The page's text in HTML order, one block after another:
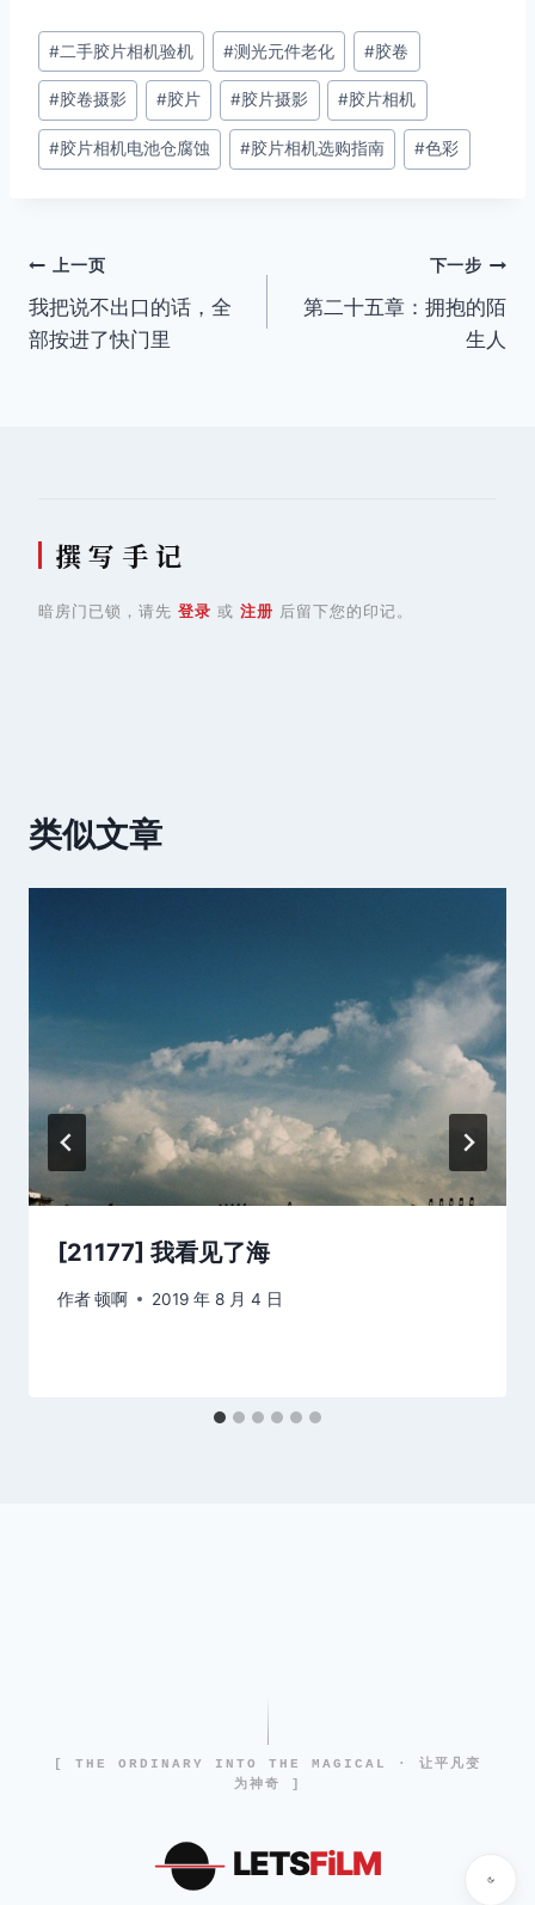
文
章
标
签：
#二手胶片相机验机 #测光元件老化 #胶卷
#胶卷摄影 #胶片 #胶片摄影 #胶片相机
#胶片相机电池仓腐蚀 #胶片相机选购指南 #色彩
文
章
上一页
我把说不出口的话，全
部按进了快门里
下一步
第二十五章：拥抱的陌
生人
撰 写 手 记
暗房门已锁，请先 登录 或 注册 后留下您的印记。
类似文章
[21177] 我看见了海
作者顿啊 2019 年 8 月 4 日
[ THE ORDINARY INTO THE MAGICAL · 让平凡变
为神奇 ]
LETSFiLM